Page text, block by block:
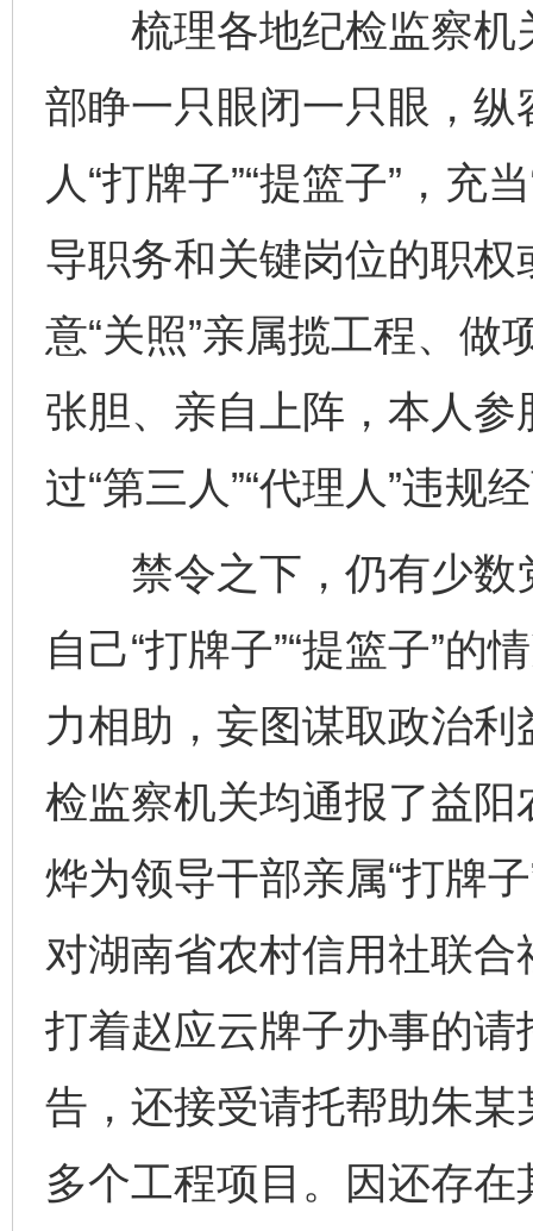
梳理各地纪检监察机
部睁一只眼闭一只眼，
人“打牌子”“提篮子”，充
导职务和关键岗位的职
意“关照”亲属揽工程、做
张胆、亲自上阵，本人
过“第三人”“代理人”违规
禁令之下，仍有少数
自己“打牌子”“提篮子”的
力相助，妄图谋取政治
检监察机关均通报了益
烨为领导干部亲属“打牌
对湖南省农村信用社联
打着赵应云牌子办事的
告，还接受请托帮助朱
多个工程项目。因还存